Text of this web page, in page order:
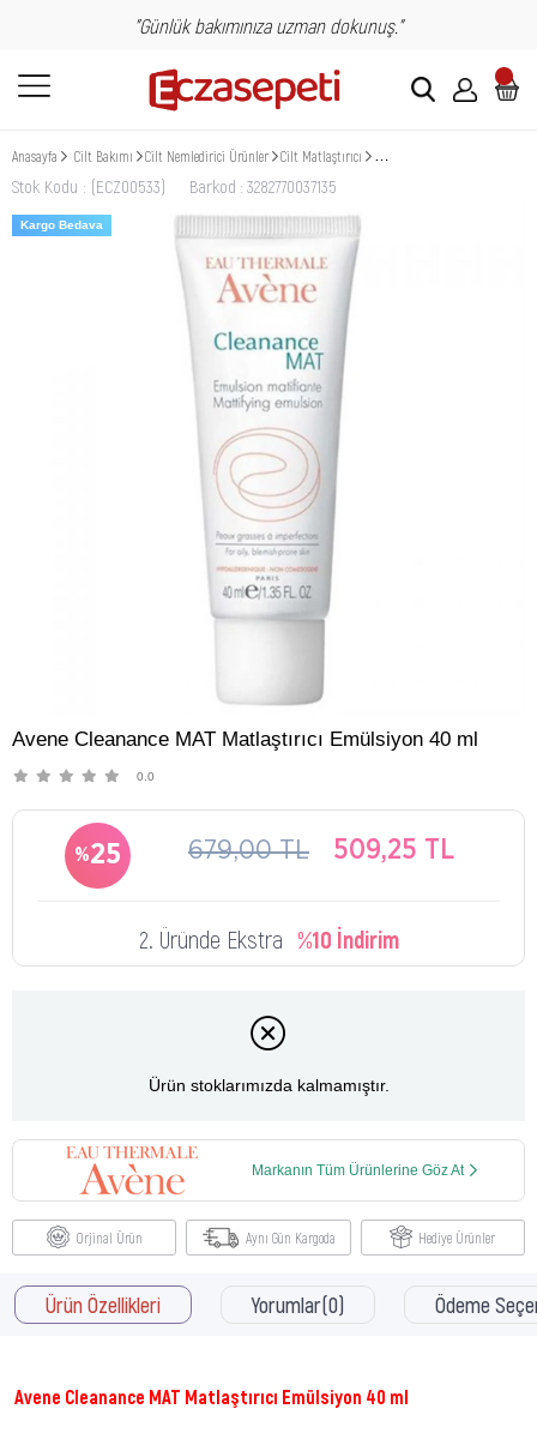
"Günlük bakımınıza uzman dokunuş."
Anasayfa Cilt Bakımı Cilt Nemledirici Ürünler Cilt Matlaştırıcı Avene Cleanance MAT
Stok Kodu (ECZ00533) Barkod : 3282770037135
Kargo Bedava
Avene Cleanance MAT Matlaştırıcı Emülsiyon 40 ml
0.0
25 679,00 TL 509,25 TL
2. Üründe Ekstra %10 İndirim
Ürün stoklarımızda kalmamıştır.
Markanın Tüm Ürünlerine Göz At
Orjinal Ürün Aynı Gün Kargoda Hediye Ürünler
Ürün Özellikleri Yorumlar(0) Ödeme
Avene Cleanance MAT Matlaştırıcı Emülsiyon 40 ml